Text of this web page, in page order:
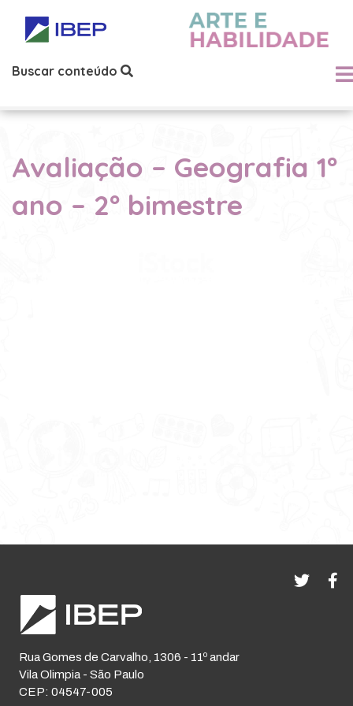
Buscar conteúdo
Avaliação – Geografia 1º
ano – 2º bimestre
Rua Gomes de Carvalho, 1306 - 11º andar
Vila Olimpia - São Paulo
CEP: 04547-005